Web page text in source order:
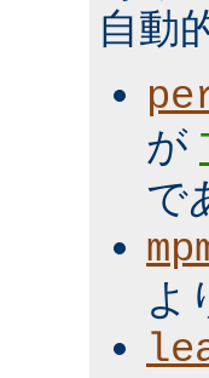
自動
が
で
よ